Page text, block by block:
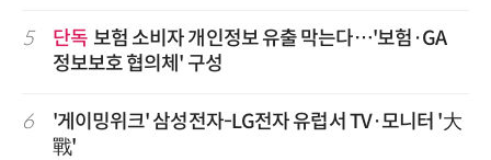
5 단독 보험 소비자 개인정보 유출 막는다…'보험·GA
정보보호 협의체' 구성
6
'게이밍위크' 삼성전자-LG전자 유럽서 TV·모니터 '大
戰'